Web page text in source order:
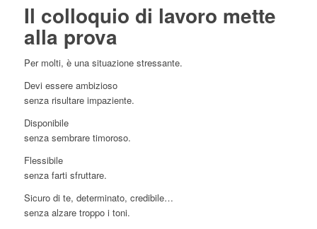
Il colloquio di lavoro mette
alla prova
Per molti, è una situazione stressante.
Devi essere ambizioso
senza risultare impaziente.
Disponibile
senza sembrare timoroso.
Flessibile
senza farti sfruttare.
Sicuro di te, determinato, credibile…
senza alzare troppo i toni.